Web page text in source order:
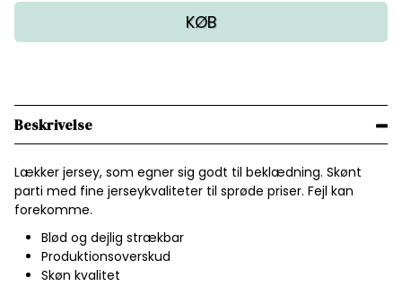
KØB
Beskrivelse
Lækker jersey, som egner sig godt til beklædning. Skønt
parti med fine jerseykvaliteter til sprøde priser. Fejl kan
forekomme.
Blød og dejlig strækbar
Produktionsoverskud
Skøn kvalitet